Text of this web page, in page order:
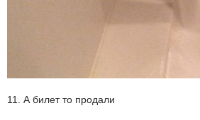
11. А билет то продали